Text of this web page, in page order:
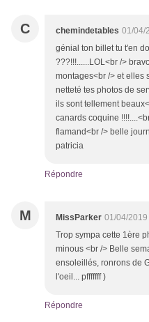
C chemindetables 01/04/
génial ton billet tu t'en
???!!!......LOL<br />
montages<br /> et elles
netteté tes photos de
ils sont tellement
canards coquine
flamand<br /> belle
patricia
Répondre
M MissParker 01/04/2019
Trop sympa cette 1ère
minous <br /> Belle
ensoleillés, ronrons de
l'oeil... pfffffff )
Répondre